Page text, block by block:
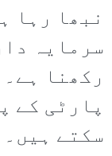
نبھا رہا
سرمایہ
رکھنا
پارٹی کے
سکتے ہیں۔